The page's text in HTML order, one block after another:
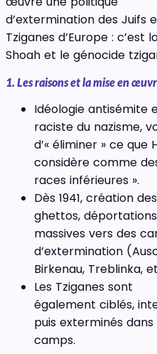
d’extermination des Juifs
Tziganes d’Europe : c’est
Shoah et le génocide
1. Les raisons et la mise en
Idéologie antisémite
raciste du nazisme,
d’« éliminer » ce que
considère comme
races inférieures ».
Dès 1941, création des
ghettos, déportations
massives vers des
d’extermination
Birkenau, Treblinka,
Les Tziganes sont
également ciblés,
puis exterminés dans
camps.